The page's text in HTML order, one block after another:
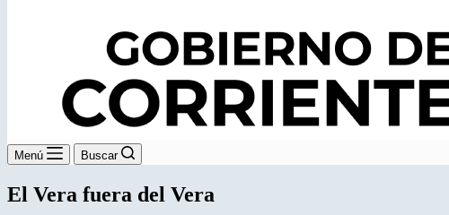
Menú Buscar
El Vera fuera del Vera